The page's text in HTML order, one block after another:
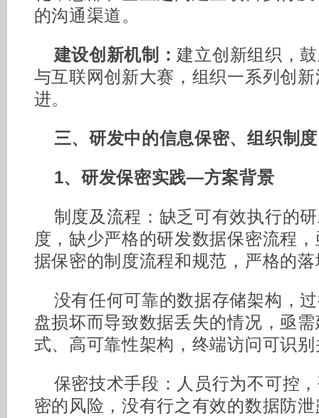
的沟通渠道。
建设创新机制： 建立创新组织，
与互联网创新大赛，组织一系列创
进。
三、研发中的信息保密、组织制度
1、研发保密实践—方案背景
制度及流程：缺乏可有效执行的
度，缺少严格的研发数据保密流程
据保密的制度流程和规范，严格的
没有任何可靠的数据存储架构，
盘损坏而导致数据丢失的情况，亟
式、高可靠性架构，终端访问可识
保密技术手段：人员行为不可控
密的风险，没有行之有效的数据防